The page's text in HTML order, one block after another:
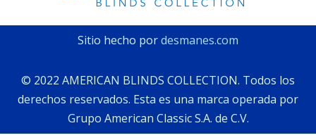
Sitio hecho pordesmanes.com
©️ 2022 AMERICAN BLINDS COLLECTION. Todos los
derechos reservados. Esta es una marca operada por
Grupo American Classic S.A. de C.V.